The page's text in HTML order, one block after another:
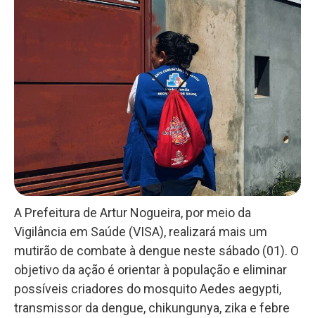
A Prefeitura de Artur Nogueira, por meio da
Vigilância em Saúde (VISA), realizará mais um
mutirão de combate à dengue neste sábado (01). O
objetivo da ação é orientar à população e eliminar
possíveis criadores do mosquito Aedes aegypti,
transmissor da dengue, chikungunya, zika e febre